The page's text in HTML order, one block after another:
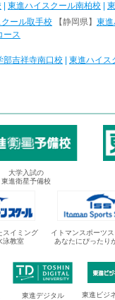
東進ハイスクール南柏校
ール取手校 【静岡県】 東
ス
部吉祥寺南口校 東進ハイス
大学入試の
東進衛星予備校
スイミング
泳教室
イトマンスポーツ
あなたにぴったり
東進デジタル 東進ビジ